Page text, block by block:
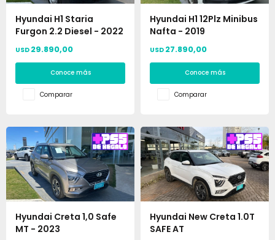
Hyundai H1 Staria
Furgon 2.2 Diesel - 2022
USD 29.890,00
Conoce más
Comparar
Hyundai H1 12Plz Minibus
Nafta - 2019
USD 27.890,00
Conoce más
Comparar
Hyundai Creta 1,0 Safe
MT - 2023
Hyundai New Creta 1.0T
SAFE AT